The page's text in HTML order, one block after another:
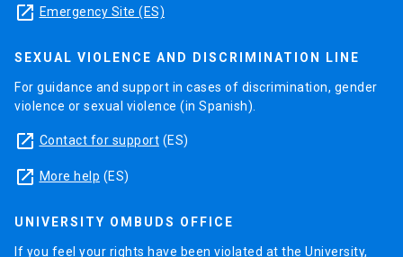
launch Emergency Site (ES)
SEXUAL VIOLENCE AND DISCRIMINATION LINE
For guidance and support in cases of discrimination, gender
violence or sexual violence (in Spanish).
launch Contact for support (ES)
launch More help (ES)
UNIVERSITY OMBUDS OFFICE
If you feel your rights have been violated at the University,